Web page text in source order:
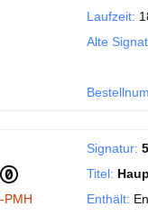
Laufzeit:
Alte
PMH
Signatur:
Titel:
Enthält: